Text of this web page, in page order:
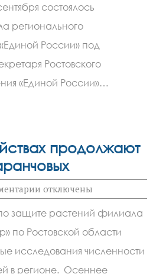
Россия»
определила
кандидатуры
на
должности
председателей
городов
состоялось
регионального
России» под
Ростовского
«Единой России»…
продолжают
к
записи
донских
хозяйствах
продолжают
мониторинг
саранчовых
отключены
защите растений филиала
по Ростовской области
исследования численности
в регионе. Осеннее